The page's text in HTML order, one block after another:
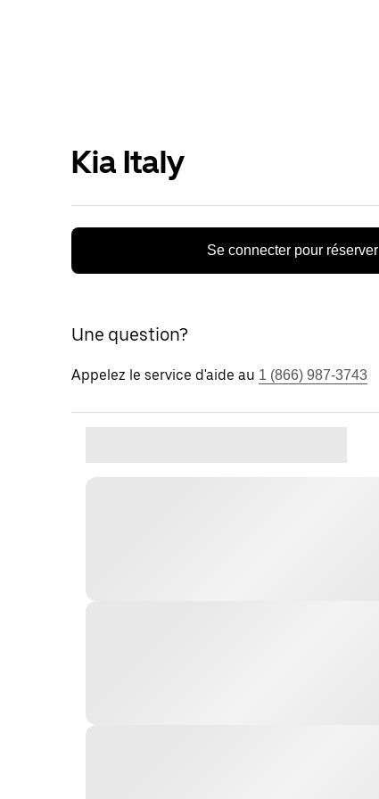
Kia Italy
Se connecter pour réserver
Une question?
Appelez le service d'aide au 1 (866) 987-3743